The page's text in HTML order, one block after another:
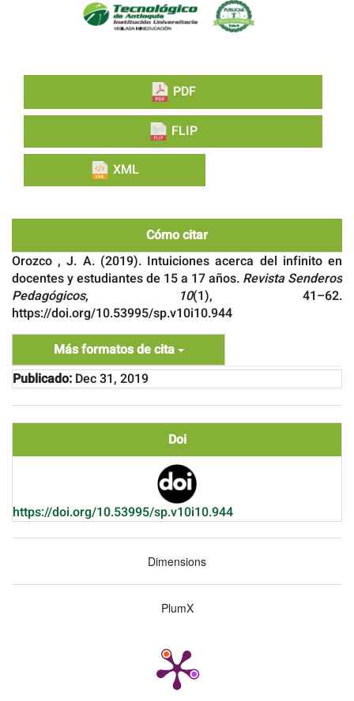
PDF
FLIP
XML
Cómo citar
Orozco , J. A. (2019). Intuiciones acerca del infinito en
docentes y estudiantes de 15 a 17 años. Revista Senderos
Pedagógicos, 10(1), 41–62.
https://doi.org/10.53995/sp.v10i10.944
Más formatos de cita
Publicado: Dec 31, 2019
Doi
https://doi.org/10.53995/sp.v10i10.944
Dimensions
PlumX